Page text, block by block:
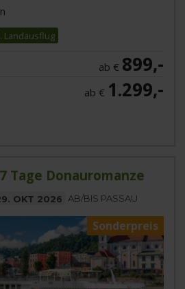
Landausflug
ab € 899,-
ab € 1.299,-
Tage Donauromanze
OKT 2026 AB/BIS PASSAU
Sonderpreis